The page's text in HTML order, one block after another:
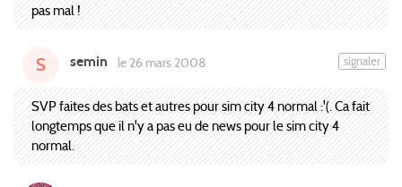
pas mal !
S semin le 26 mars 2008 signaler
SVP faites des bats et autres pour sim city 4 normal :'(. Ca fait
longtemps que il n'y a pas eu de news pour le sim city 4
normal.